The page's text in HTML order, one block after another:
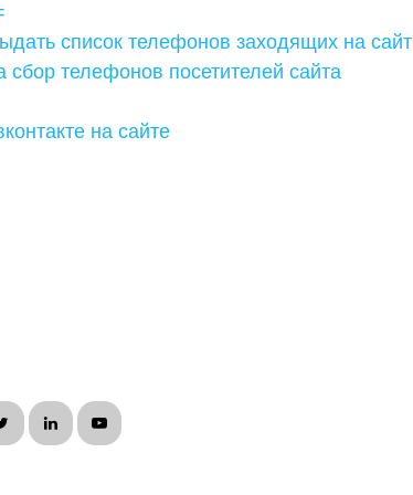
список телефонов заходящих на сайт
сбор телефонов посетителей сайта
на сайте